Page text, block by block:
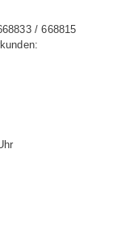
/ 668815